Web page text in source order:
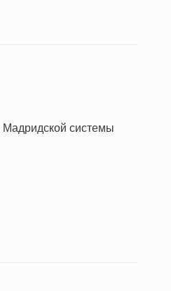
Мадридской системы